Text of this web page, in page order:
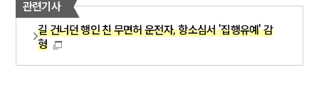
관련기사
길 건너던 행인 친 무면허 운전자, 항소심서 '집행유예' 감
형